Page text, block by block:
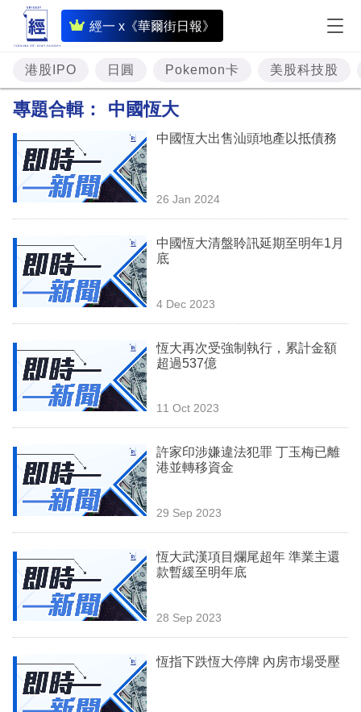
經一 x《華爾街日報》
即
時
財
經
投
資
理
業
科
技
場
生
時
事
訂
港股IPO 日圓 Pokemon卡 美股科技股
專題合輯： 中國恆大
中國恆大出售汕頭地產以抵債務
26 Jan 2024
中國恆大清盤聆訊延期至明年1月
底
4 Dec 2023
恆大再次受強制執行，累計金額
超過537億
11 Oct 2023
許家印涉嫌違法犯罪 丁玉梅已離
港並轉移資金
29 Sep 2023
恆大武漢項目爛尾超年 準業主還
款暫緩至明年底
28 Sep 2023
恆指下跌恆大停牌 內房市場受壓